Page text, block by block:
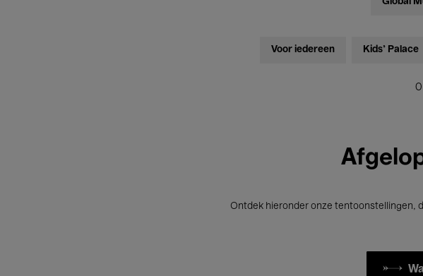
Global
Voor iedereen Kids’ Palace
Ontdek hieronder onze tentoonstellingen,